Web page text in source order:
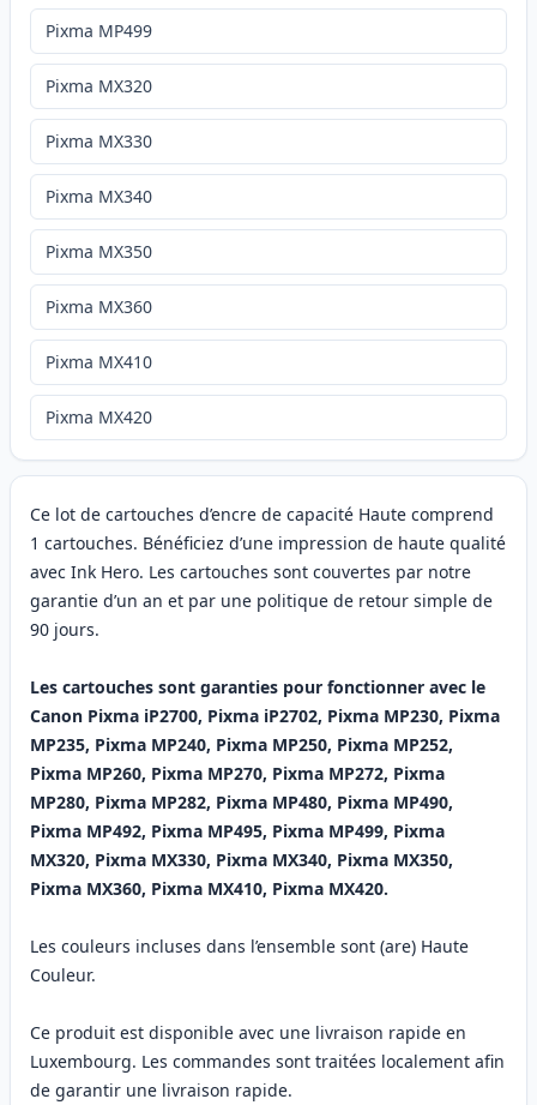
Ce lot de cartouches d’encre de capacité Haute comprend
1 cartouches. Bénéficiez d’une impression de haute qualité
avec Ink Hero. Les cartouches sont couvertes par notre
garantie d’un an et par une politique de retour simple de
90 jours.
Les cartouches sont garanties pour fonctionner avec le
Canon Pixma iP2700, Pixma iP2702, Pixma MP230, Pixma
MP235, Pixma MP240, Pixma MP250, Pixma MP252,
Pixma MP260, Pixma MP270, Pixma MP272, Pixma
MP280, Pixma MP282, Pixma MP480, Pixma MP490,
Pixma MP492, Pixma MP495, Pixma MP499, Pixma
MX320, Pixma MX330, Pixma MX340, Pixma MX350,
Pixma MX360, Pixma MX410, Pixma MX420.
Les couleurs incluses dans l’ensemble sont (are) Haute
Couleur.
Ce produit est disponible avec une livraison rapide en
Luxembourg. Les commandes sont traitées localement afin
de garantir une livraison rapide.
Pixma MP499
Pixma MX320
Pixma MX330
Pixma MX340
Pixma MX350
Pixma MX360
Pixma MX410
Pixma MX420